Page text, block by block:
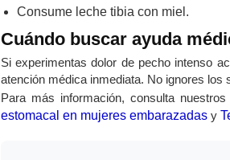
Consume leche tibia con miel.
Cuándo buscar ayuda
Si experimentas dolor de pecho intenso
atención médica inmediata. No ignores
Para más información, consulta
estomacal en mujeres embarazadasy